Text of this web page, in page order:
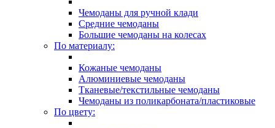
Чемоданы для ручной клади
Средние чемоданы
Большие чемоданы на колесах
По материалу:
Кожаные чемоданы
Алюминиевые чемоданы
Тканевые/текстильные чемоданы
Чемоданы из поликарбоната/пластиковые
По цвету: